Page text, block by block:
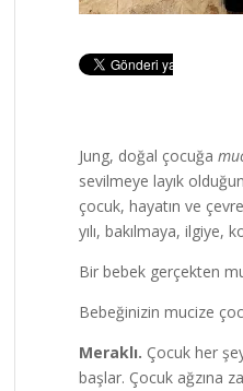
Jung, doğal çocuğa
sevilmeye layık
çocuk, hayatın ve
yılı, bakılmaya,
Bir bebek gerçekten
Bebeğinizin mucize
Meraklı. Çocuk her
başlar. Çocuk ağzına